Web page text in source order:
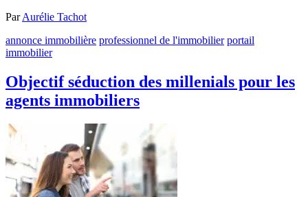
ParAurélie Tachot
annonce immobilière professionnel de l'immobilier portail
immobilier
Objectif séduction des millenials pour les
agents immobiliers